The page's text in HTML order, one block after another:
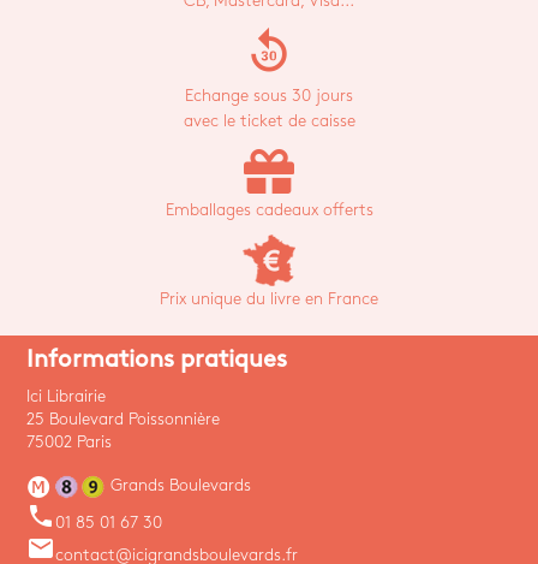
replay_30
Echange sous 30 jours
avec le ticket de caisse
Emballages cadeaux offerts
Prix unique du livre en France
Informations pratiques
Ici Librairie
25 Boulevard Poissonnière
75002 Paris
Grands Boulevards
phone 01 85 01 67 30
emailcontact@icigrandsboulevards.fr